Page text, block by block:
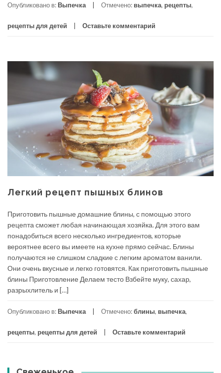
Опубликовано в: Выпечка Отмечено: выпечка, рецепты,
рецепты для детей Оставьте комментарий
Легкий рецепт пышных блинов
Приготовить пышные домашние блины, с помощью этого
рецепта сможет любая начинающая хозяйка. Для этого вам
понадобиться всего несколько ингредиентов, которые
вероятнее всего вы имеете на кухне прямо сейчас. Блины
получаются не слишком сладкие с легким ароматом ванили.
Они очень вкусные и легко готовятся. Как приготовить пышные
блины Приготовление Делаем тесто Взбейте муку, сахар,
разрыхлитель и […]
Опубликовано в: Выпечка Отмечено:блины, выпечка,
рецепты, рецепты для детей Оставьте комментарий